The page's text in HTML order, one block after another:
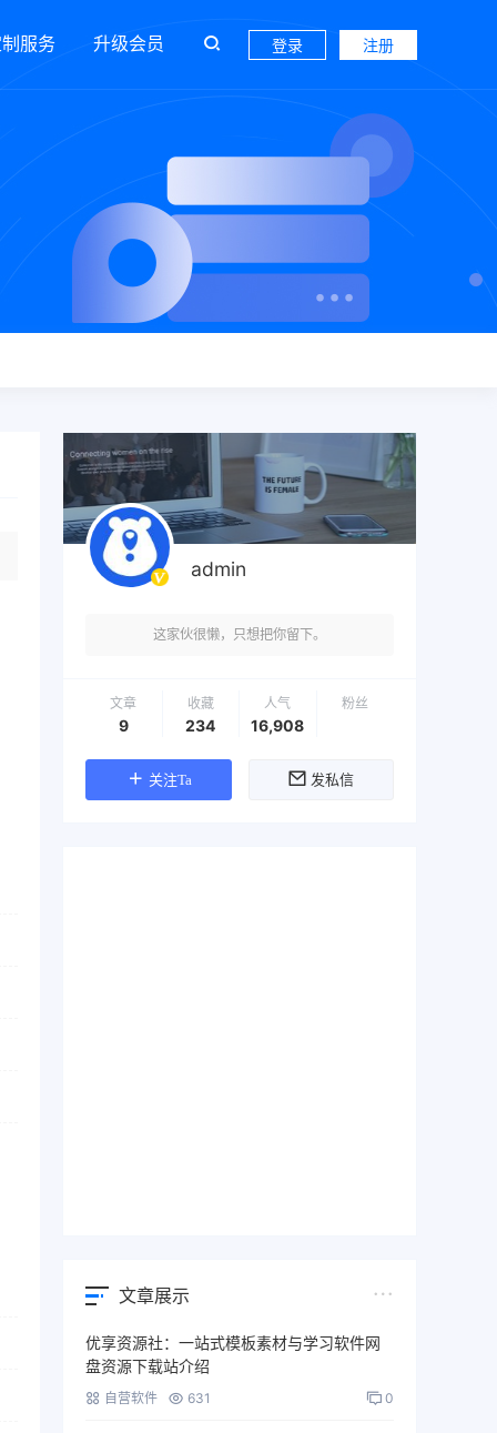
服务 升级会员 登录 注册
admin
这家伙很懒，只想把你留下。
文章
9
收藏
234
人气
16,908
粉丝
关注Ta 发私信
文章展示
优享资源社：一站式模板素材与学习软件网
盘资源下载站介绍
自营软件 631 0